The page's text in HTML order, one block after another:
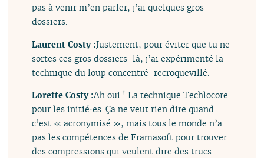
pas à venir m’en parler, j’ai quelques gros
dossiers.
Laurent Costy :Justement, pour éviter que tu ne
sortes ces gros dossiers-là, j’ai expérimenté la
technique du loup concentré-recroquevillé.
Lorette Costy :Ah oui ! La technique Techlocore
pour les initié·es. Ça ne veut rien dire quand
c’est « acronymisé », mais tous le monde n’a
pas les compétences de Framasoft pour trouver
des compressions qui veulent dire des trucs.